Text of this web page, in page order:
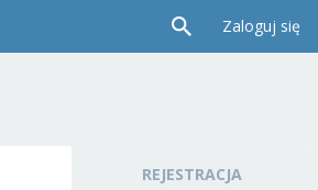
Zaloguj się
REJESTRACJA